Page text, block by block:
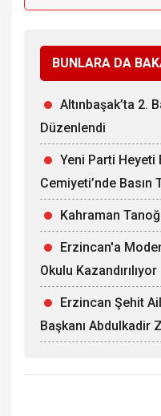
BUNLARA DA
Altınbaşak’ta 2.
Düzenlendi
Yeni Parti
Cemiyeti’nde Basın
Kahraman
Erzincan'a
Okulu Kazandırılıyor
Erzincan Şehit
Başkanı Abdulkadir